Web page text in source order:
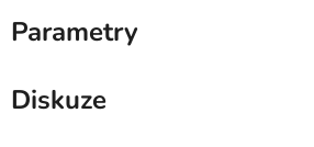
Parametry
Diskuze